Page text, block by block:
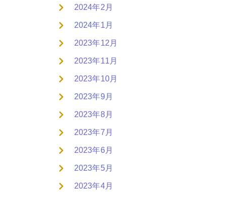
2024年2月
2024年1月
2023年12月
2023年11月
2023年10月
2023年9月
2023年8月
2023年7月
2023年6月
2023年5月
2023年4月